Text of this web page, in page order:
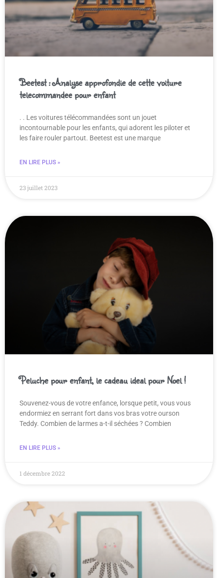
Beetest : Analyse approfondie de cette voiture
telecommandee pour enfant
. . Les voitures télécommandées sont un jouet
incontournable pour les enfants, qui adorent les piloter et
les faire rouler partout. Beetest est une marque
EN LIRE PLUS »
23 juillet 2023
Peluche pour enfant, le cadeau ideal pour Noel !
Souvenez-vous de votre enfance, lorsque petit, vous vous
endormiez en serrant fort dans vos bras votre ourson
Teddy. Combien de larmes a-t-il séchées ? Combien
EN LIRE PLUS »
1 décembre 2022